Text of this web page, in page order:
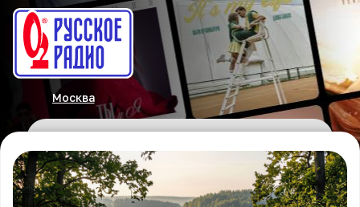
Москва